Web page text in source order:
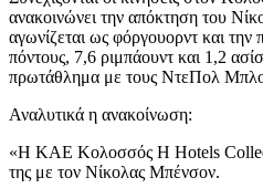
ανακοινώνει την απόκτηση του
αγωνίζεται ως φόργουορντ και την
πόντους, 7,6 ριμπάουντ και 1,2
πρωτάθλημα με τους ΝτεΠολ
Αναλυτικά η ανακοίνωση:
«Η ΚΑΕ Κολοσσός H Hotels
της με τον Νίκολας Μπένσον.